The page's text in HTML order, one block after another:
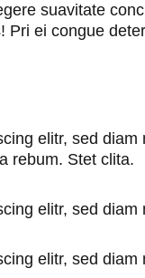
suavitate
Pri ei congue
elitr, sed
rebum. Stet clita.
elitr, sed
elitr, sed